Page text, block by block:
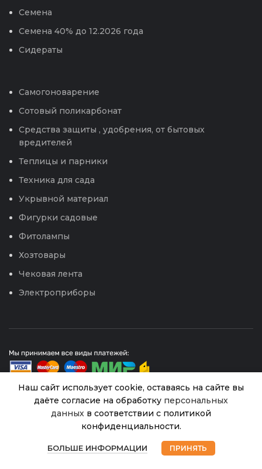
Семена
Семена 40% до 12.2026 года
Сидераты
Самогоноварение
Сотовый поликарбонат
Средства защиты , удобрения, от бытовых
вредителей
Теплицы и парники
Техника для сада
Укрывной материал
Фигурки садовые
Фитолампы
Хозтовары
Чековая лента
Электроприборы
Интернет магазин Успех. ИП Хрипунов Сергей
Александрович
ИНН 420800180243 / ОГРНИП 304420530300327
Все права защищены. Персональные данные.
Наш сайт использует cookie, оставаясь на сайте вы
даёте согласие на обработку персональных
данных в соответствии с политикой
конфиденциальности.
БОЛЬШЕ ИНФОРМАЦИИ ПРИНЯТЬ
Капуста Атрия F1
(Гавриш) 10шт
76.00₽
Нет в
Магазин Избранное Корзина Мой аккаунт